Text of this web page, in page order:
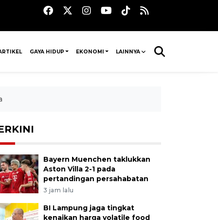
GAYA HIDUP EKONOMI LAINNYA
Bayern Muenchen taklukkan
Aston Villa 2-1 pada
pertandingan persahabatan
3 jam lalu
BI Lampung jaga tingkat
kenaikan harga volatile food